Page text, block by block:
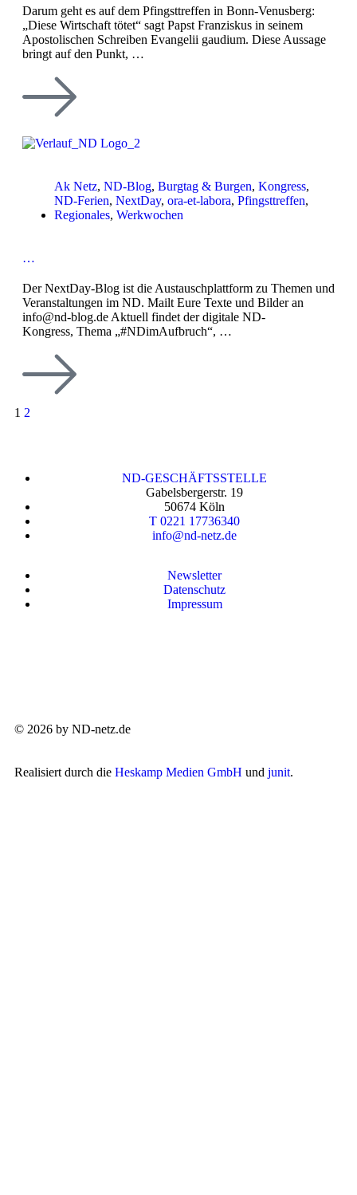
Darum geht es auf dem Pfingsttreffen in Bonn-Venusberg:
„Diese Wirtschaft tötet“ sagt Papst Franziskus in seinem
Apostolischen Schreiben Evangelii gaudium. Diese Aussage
bringt auf den Punkt, …
Ak Netz, ND-Blog, Burgtag & Burgen, Kongress,
ND-Ferien, NextDay, ora-et-labora, Pfingsttreffen,
Regionales, Werkwochen
…
Der NextDay-Blog ist die Austauschplattform zu Themen und
Veranstaltungen im ND. Mailt Eure Texte und Bilder an
info@nd-blog.de Aktuell findet der digitale ND-
Kongress, Thema „#NDimAufbruch“, …
1 2
ND-GESCHÄFTSSTELLE
Gabelsbergerstr. 19
50674 Köln
T 0221 17736340
info@nd-netz.de
Newsletter
Datenschutz
Impressum
© 2026 by ND-netz.de
Realisiert durch die Heskamp Medien GmbH und junit.